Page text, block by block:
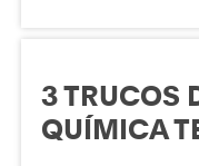
3 TRUCOS
QUÍMICA